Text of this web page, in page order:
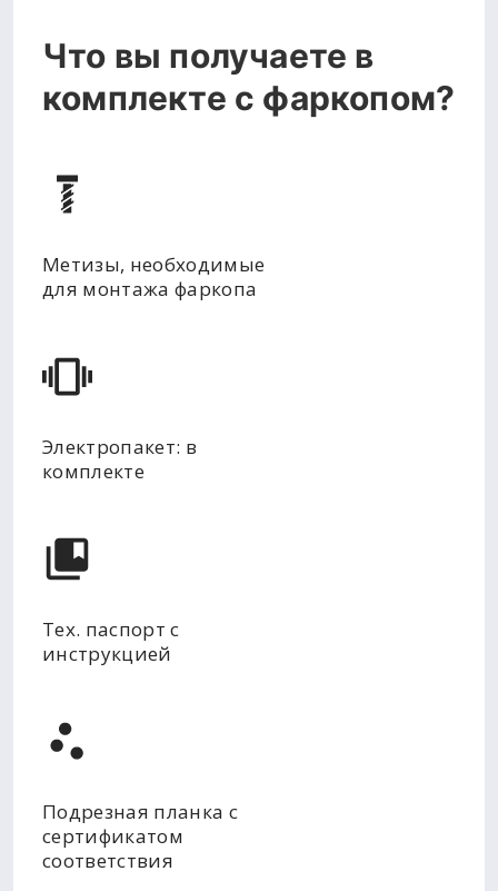
Что вы получаете в
комплекте с фаркопом?
Метизы, необходимые
для монтажа фаркопа
Электропакет: в
комплекте
Тех. паспорт с
инструкцией
Подрезная планка с
сертификатом
соответствия